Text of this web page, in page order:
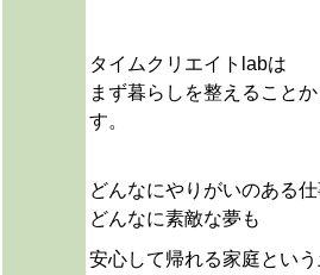
タイムクリエイトlabは
まず暮らしを整えること
す。
どんなにやりがいのある仕
どんなに素敵な夢も
安心して帰れる家庭とい